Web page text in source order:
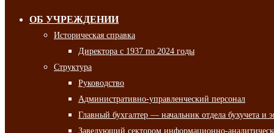
ОБ УЧРЕЖДЕНИИ
Историческая справка
Директора с 1937 по 2024 годы
Структура
Руководство
Административно-управленческий персонал
Главный бухгалтер — начальник отдела бухучета и
Заведующий сектором информационно-